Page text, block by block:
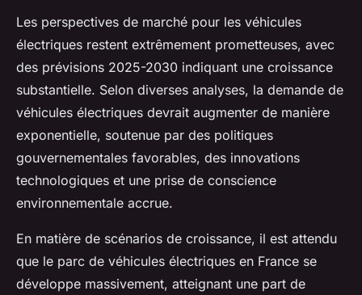
Les perspectives de marché pour les véhicules
électriques restent extrêmement prometteuses, avec
des prévisions 2025-2030 indiquant une croissance
substantielle. Selon diverses analyses, la demande de
véhicules électriques devrait augmenter de manière
exponentielle, soutenue par des politiques
gouvernementales favorables, des innovations
technologiques et une prise de conscience
environnementale accrue.
En matière de scénarios de croissance, il est attendu
que le parc de véhicules électriques en France se
développe massivement, atteignant une part de